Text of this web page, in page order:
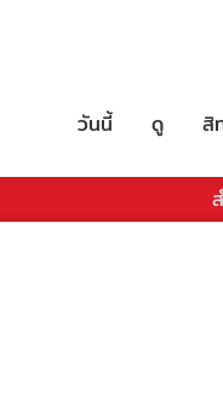
วันนี้ ดู สิ